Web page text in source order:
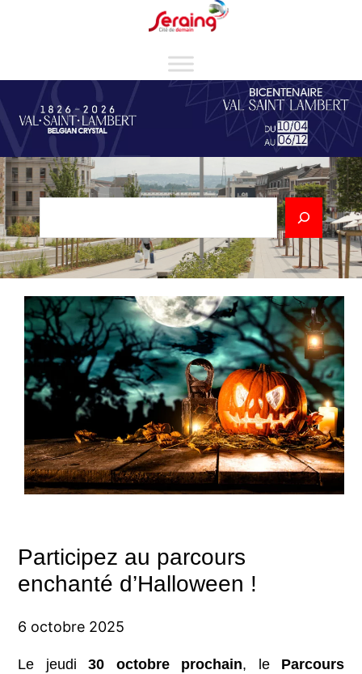
Rechercher
Participez au parcours
enchanté d’Halloween !
6 octobre 2025
Le jeudi 30 octobre prochain, le Parcours
Cookies management panel